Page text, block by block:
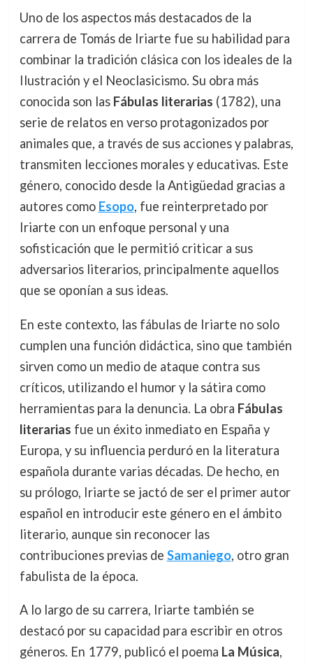
Uno de los aspectos más destacados de la
carrera de Tomás de Iriarte fue su habilidad para
combinar la tradición clásica con los ideales de la
Ilustración y el Neoclasicismo. Su obra más
conocida son las Fábulas literarias (1782), una
serie de relatos en verso protagonizados por
animales que, a través de sus acciones y palabras,
transmiten lecciones morales y educativas. Este
género, conocido desde la Antigüedad gracias a
autores como Esopo, fue reinterpretado por
Iriarte con un enfoque personal y una
sofisticación que le permitió criticar a sus
adversarios literarios, principalmente aquellos
que se oponían a sus ideas.
En este contexto, las fábulas de Iriarte no solo
cumplen una función didáctica, sino que también
sirven como un medio de ataque contra sus
críticos, utilizando el humor y la sátira como
herramientas para la denuncia. La obra Fábulas
literarias fue un éxito inmediato en España y
Europa, y su influencia perduró en la literatura
española durante varias décadas. De hecho, en
su prólogo, Iriarte se jactó de ser el primer autor
español en introducir este género en el ámbito
literario, aunque sin reconocer las
contribuciones previas de Samaniego, otro gran
fabulista de la época.
A lo largo de su carrera, Iriarte también se
destacó por su capacidad para escribir en otros
géneros. En 1779, publicó el poema La Música,